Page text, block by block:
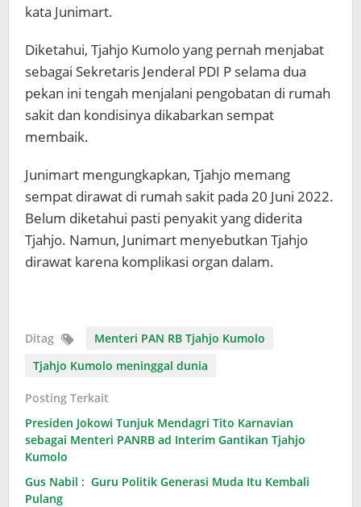
kata Junimart.
Diketahui, Tjahjo Kumolo yang pernah menjabat
sebagai Sekretaris Jenderal PDI P selama dua
pekan ini tengah menjalani pengobatan di rumah
sakit dan kondisinya dikabarkan sempat
membaik.
Junimart mengungkapkan, Tjahjo memang
sempat dirawat di rumah sakit pada 20 Juni 2022.
Belum diketahui pasti penyakit yang diderita
Tjahjo. Namun, Junimart menyebutkan Tjahjo
dirawat karena komplikasi organ dalam.
Ditag
Menteri PAN RB Tjahjo Kumolo
Tjahjo Kumolo meninggal dunia
Posting Terkait
Presiden Jokowi Tunjuk Mendagri Tito Karnavian
sebagai Menteri PANRB ad Interim Gantikan Tjahjo
Kumolo
Gus Nabil : Guru Politik Generasi Muda Itu Kembali
Pulang